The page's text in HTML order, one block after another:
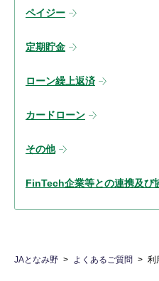
ペイジー
定期貯金
ローン繰上返済
カードローン
その他
FinTech企業等との連携及び
JAとなみ野 よくあるご質問 利